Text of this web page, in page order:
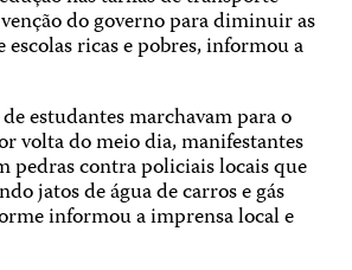
do governo para diminuir as
ricas e pobres, informou a
estudantes marchavam para o
volta do meio dia, manifestantes
pedras contra policiais locais que
jatos de água de carros e gás
informou a imprensa local e